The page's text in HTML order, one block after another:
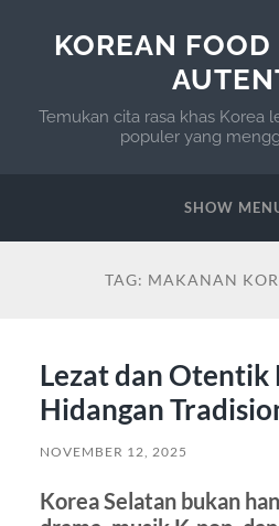
KOREAN
Temukan cita rasa khas Korea
populer yang
SHOW
TAG: MAKANAN
Lezat dan
Hidangan
NOVEMBER 12, 2025
Korea Selatan bukan